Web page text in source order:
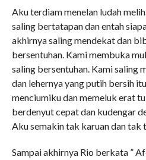
Aku terdiam menelan ludah
saling bertatapan dan entah
akhirnya saling mendekat dan
bersentuhan. Kami membuka
saling bersentuhan. Kami saling
dan lehernya yang putih bersih
menciumiku dan memeluk erat
berdenyut cepat dan kudengar
Aku semakin tak karuan dan tak
Sampai akhirnya Rio berkata ”